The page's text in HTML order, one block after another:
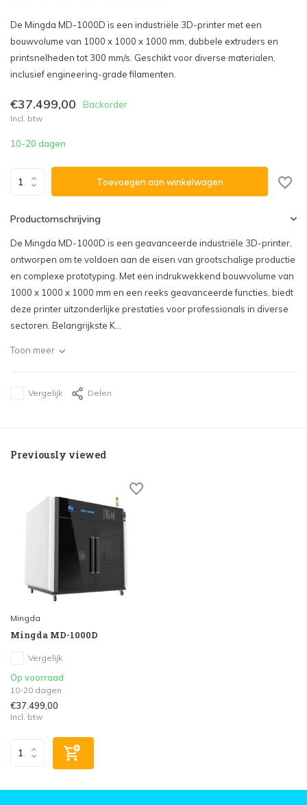
De Mingda MD-1000D is een industriële 3D-printer met een
bouwvolume van 1000 x 1000 x 1000 mm, dubbele extruders en
printsnelheden tot 300 mm/s. Geschikt voor diverse materialen,
inclusief engineering-grade filamenten.
€37.499,00 Backorder
Incl. btw
10-20 dagen
Toevoegen aan winkelwagen
Productomschrijving
De Mingda MD-1000D is een geavanceerde industriële 3D-printer,
ontworpen om te voldoen aan de eisen van grootschalige productie
en complexe prototyping. Met een indrukwekkend bouwvolume van
1000 x 1000 x 1000 mm en een reeks geavanceerde functies, biedt
deze printer uitzonderlijke prestaties voor professionals in diverse
sectoren. Belangrijkste K...
Toon meer
Vergelijk Delen
Previously viewed
Mingda
Mingda MD-1000D
Vergelijk
Op voorraad
10-20 dagen
€37.499,00
Incl. btw